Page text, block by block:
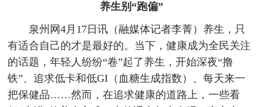
养生别“跑偏”
泉州网4月17日讯（融媒体记者李菁）养生，只
有适合自己的才是最好的。当下，健康成为全民关注
的话题，年轻人纷纷“卷”起了养生，开始深夜“撸
铁”、追求低卡和低GI（血糖生成指数）、每天来一
把保健品……然而，在追求健康的道路上，一些看